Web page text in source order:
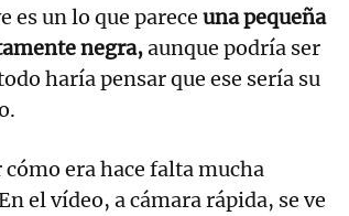
es un lo que parece una pequeña
negra,aunque podría ser
haría pensar que ese sería su
era hace falta mucha
el vídeo, a cámara rápida, se ve